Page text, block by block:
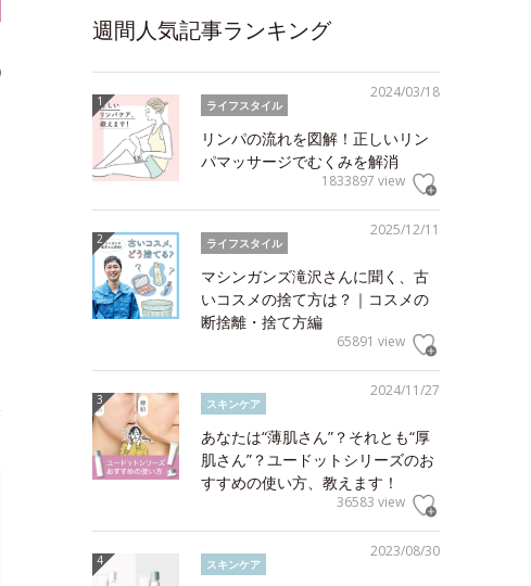
週間人気記事ランキング
2024/03/18
ライフスタイル
リンパの流れを図解！正しいリン
パマッサージでむくみを解消
1833897 view
2025/12/11
ライフスタイル
マシンガンズ滝沢さんに聞く、古
いコスメの捨て方は？｜コスメの
断捨離・捨て方編
65891 view
2024/11/27
スキンケア
あなたは“薄肌さん”？それとも“厚
肌さん”？ユードットシリーズのお
すすめの使い方、教えます！
36583 view
2023/08/30
スキンケア